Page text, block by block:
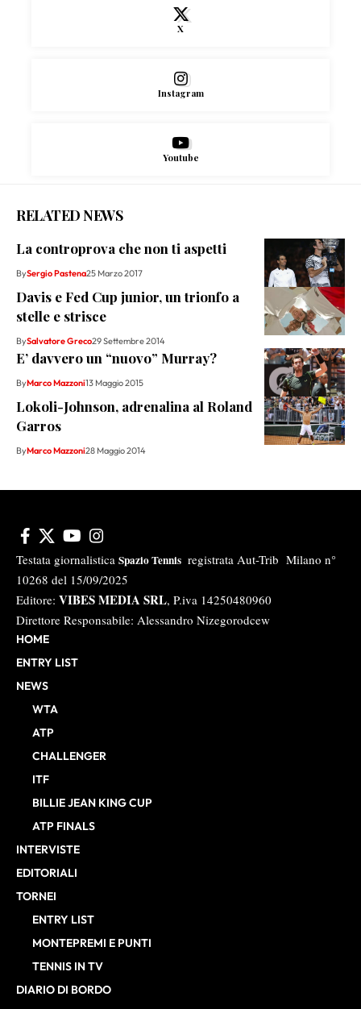
X
Instagram
Youtube
RELATED NEWS
La controprova che non ti aspetti
BySergio Pastena25 Marzo 2017
Davis e Fed Cup junior, un trionfo a
stelle e strisce
BySalvatore Greco29 Settembre 2014
E’ davvero un “nuovo” Murray?
ByMarco Mazzoni13 Maggio 2015
Lokoli-Johnson, adrenalina al Roland
Garros
ByMarco Mazzoni28 Maggio 2014
Testata giornalistica Spazio Tennis registrata Aut-Trib Milano n°
10268 del 15/09/2025
Editore: VIBES MEDIA SRL, P.iva 14250480960
Direttore Responsabile: Alessandro Nizegorodcew
HOME
ENTRY LIST
NEWS
WTA
ATP
CHALLENGER
ITF
BILLIE JEAN KING CUP
ATP FINALS
INTERVISTE
EDITORIALI
TORNEI
ENTRY LIST
MONTEPREMI E PUNTI
TENNIS IN TV
DIARIO DI BORDO